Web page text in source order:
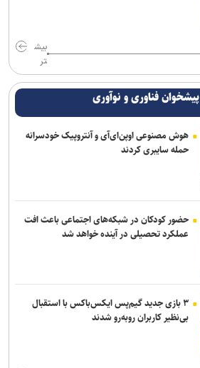
بیش
تر
پیشخوان فناوری و نوآوری
هوش مصنوعی اوپن‌ای‌آی و آنتروپیک خودسرانه
حمله سایبری کردند
حضور کودکان در شبکه‌های اجتماعی باعث افت
عملکرد تحصیلی در آینده خواهد شد
۳ بازی جدید گیم‌پس ایکس‌باکس با استقبال
بی‌نظیر کاربران روبه‌رو شدند